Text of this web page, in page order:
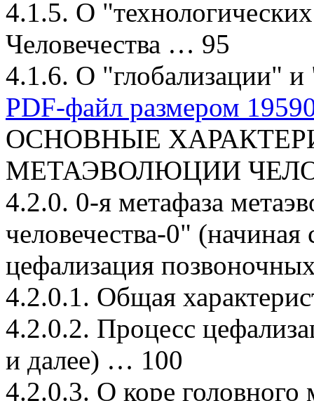
4.1.5. О
Человечества … 95
4.1.6. О "глобализации"
PDF-файл размером
ОСНОВНЫЕ
МЕТАЭВОЛЮЦИИ
4.2.0. 0-я метафаза
человечества-0"
цефализация
4.2.0.1. Общая
4.2.0.2. Процесс
и далее) … 100
4.2.0.3. О коре головного